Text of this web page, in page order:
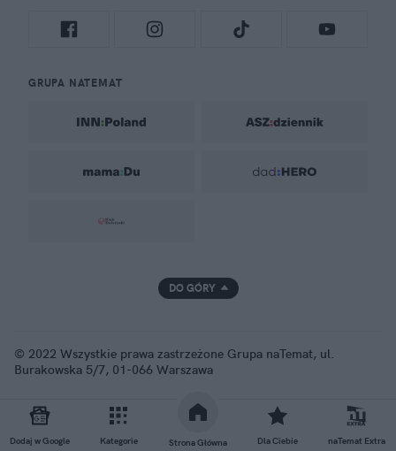
Dodaj w Google Kategorie Strona Główna Dla Ciebie naTemat Extra
GRUPA NATEMAT
DO GÓRY
© 2022 Wszystkie prawa zastrzeżone Grupa naTemat, ul.
Burakowska 5/7, 01-066 Warszawa